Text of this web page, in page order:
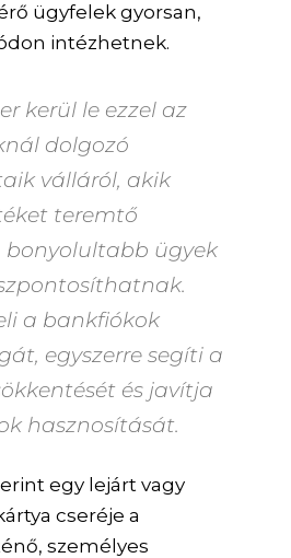
ügyfelek gyorsan,
intézhetnek.
kerül le ezzel az
dolgozó
válláról, akik
teremtő
bonyolultabb ügyek
a bankfiókok
egyszerre segíti a
és javítja
hasznosítását.
egy lejárt vagy
cseréje a
személyes